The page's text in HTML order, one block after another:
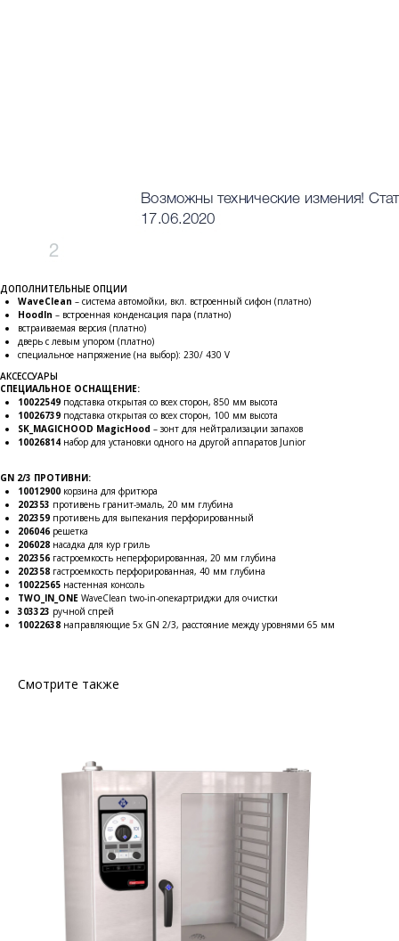
ДОПОЛНИТЕЛЬНЫЕ ОПЦИИ
WaveClean – система автомойки, вкл. встроенный сифон (платно)
HoodIn – встроенная конденсация пара (платно)
встраиваемая версия (платно)
дверь с левым упором (платно)
специальное напряжение (на выбор): 230/ 430 V
АКСЕССУАРЫ
СПЕЦИАЛЬНОЕ ОСНАЩЕНИЕ:
10022549 подставка открытая со всех сторон, 850 мм высота
10026739 подставка открытая со всех сторон, 100 мм высота
SK_MAGICHOOD MagicHood – зонт для нейтрализации запахов
10026814 набор для установки одного на другой аппаратов Junior
GN 2/3 ПРОТИВНИ:
10012900 корзина для фритюра
202353 противень гранит-эмаль, 20 мм глубина
202359 противень для выпекания перфорированный
206046 решетка
206028 насадка для кур гриль
202356 гастроемкость неперфорированная, 20 мм глубина
202358 гастроемкость перфорированная, 40 мм глубина
10022565 настенная консоль
TWO_IN_ONE WaveClean two-in-oneкартриджи для очистки
303323 ручной спрей
10022638 направляющие 5x GN 2/3, расстояние между уровнями 65 мм
Смотрите также